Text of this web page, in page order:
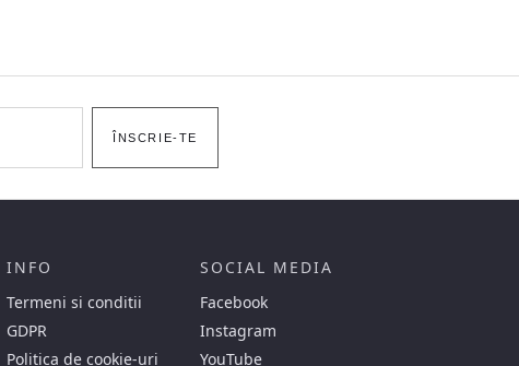
ÎNSCRIE-TE
INFO
Termeni si conditii
GDPR
Politica de cookie-uri
SOCIAL MEDIA
Facebook
Instagram
YouTube